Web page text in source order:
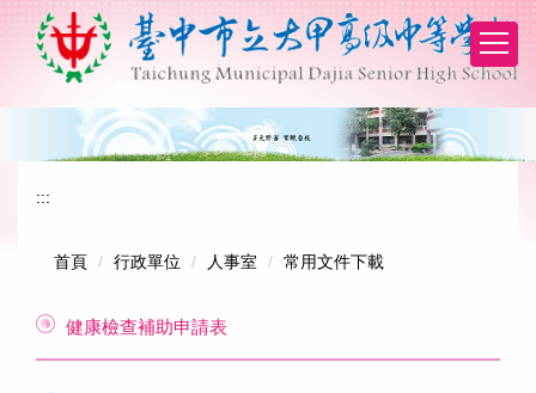
:::
首頁 行政單位 人事室 常用文件下載
健康檢查補助申請表